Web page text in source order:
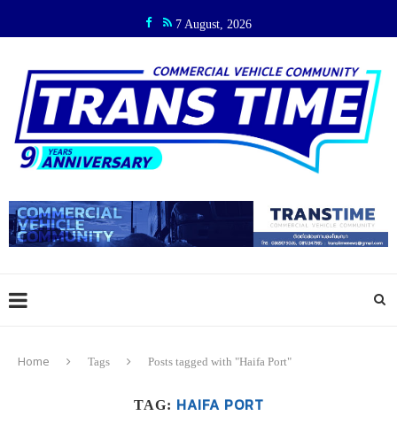
7 August, 2026
Home Tags Posts tagged with "Haifa Port"
TAG: HAIFA PORT